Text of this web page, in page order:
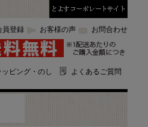
員登録 お客様の声 お問合わせ
ッピング・のし よくあるご質問